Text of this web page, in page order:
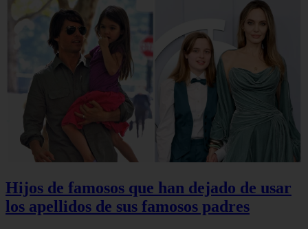
Hijos de famosos que han dejado de usar
los apellidos de sus famosos padres